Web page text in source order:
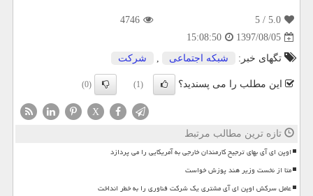
5.0
/ 5
4746
1397/08/05
15:08:50
تگهای خبر:
شبكه اجتماعی , شركت
این مطلب را می پسندید؟ (1)
(0)
X
تازه ترین مطالب مرتبط
اوپن ای آی بهای ترجیح کارمندان خارجی به آمریکایی را می پردازد
متا از نخست وزیر هند پوزش خواست
عامل سرکش اوپن ای آی مشتری یک شرکت فناوری را به خطر انداخت